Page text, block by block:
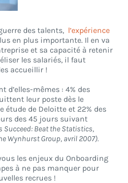
des talents, l’expérience
en plus importante. Il en va
et sa capacité à retenir
les salariés, il faut
accueillir !
d’elles-mêmes : 4% des
leur poste dès le
étude de Deloitte et 22% des
des 45 jours suivant
Succeed: Beat the Statistics,
Wynhurst Group, avril 2007).
les enjeux du Onboarding
à ne pas manquer pour
recrues !